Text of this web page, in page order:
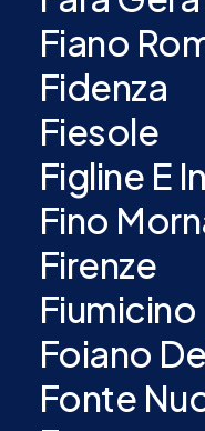
Fiano
Fidenza
Fiesole
Figline E
Fino
Firenze
Fiumicino
Foiano
Fonte